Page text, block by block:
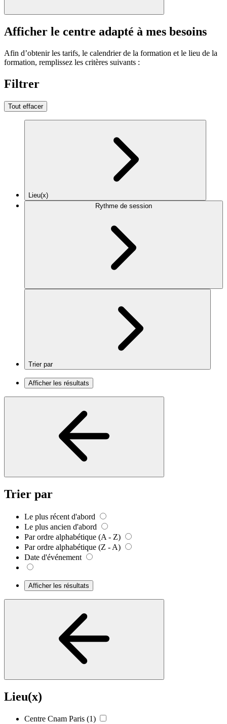
Afficher le centre adapté à mes besoins
Afin d’obtenir les tarifs, le calendrier de la formation et le lieu de la
formation, remplissez les critères suivants :
Filtrer
Tout effacer
Lieu(x)
Rythme de session
Trier par
Afficher les résultats
Trier par
Le plus récent d'abord
Le plus ancien d'abord
Par ordre alphabétique (A - Z)
Par ordre alphabétique (Z - A)
Date d'événement
Afficher les résultats
Lieu(x)
Centre Cnam Paris (1)